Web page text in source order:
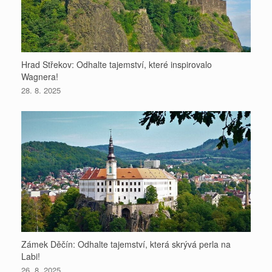
Hrad Střekov: Odhalte tajemství, které inspirovalo
Wagnera!
28. 8. 2025
Zámek Děčín: Odhalte tajemství, která skrývá perla na
Labi!